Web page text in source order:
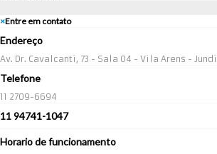
×Entre em contato
Endereço
Av. Dr. Cavalcanti, 73 - Sala 04 - Vila Arens -
Telefone
11 2709-6694
11 94741-1047
Horario de funcionamento